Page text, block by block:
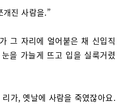
개진 사람을.”
그 자리에 얼어붙은 채 신입직
을 가늘게 뜨고 입을 실룩거렸
가, 옛날에 사람을 죽였잖아요.